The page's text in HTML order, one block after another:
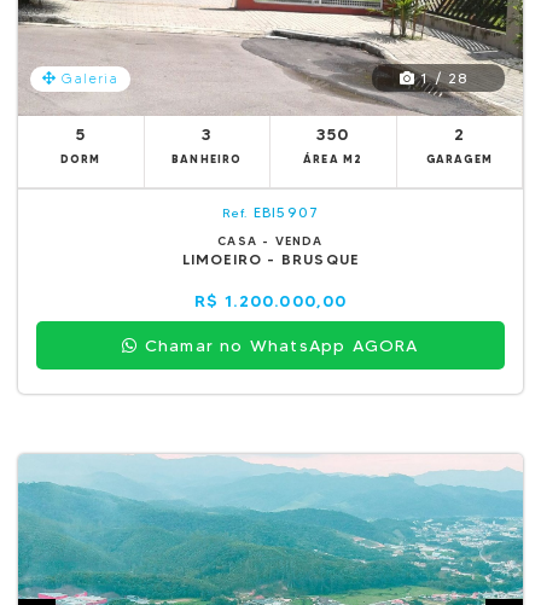
Galeria 1 / 28
5
DORM
3
BANHEIRO
350
ÁREA M2
2
GARAGEM
Ref. EBI5907
CASA - VENDA
LIMOEIRO - BRUSQUE
R$ 1.200.000,00
Chamar no WhatsApp AGORA